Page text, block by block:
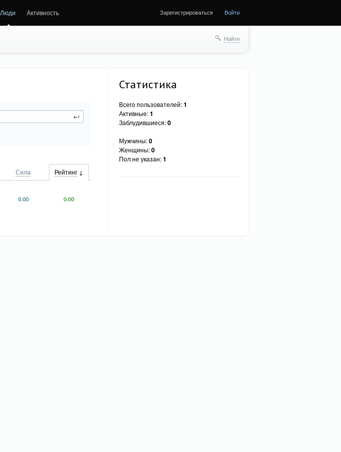
Люди Активность Зарегистрироваться Войти
Найти
Статистика
Всего пользователей:1
Активные:1
Заблудившиеся:0
Мужчины:0
Женщины:0
Пол не указан:1
Сила Рейтинг
0.00 0.00